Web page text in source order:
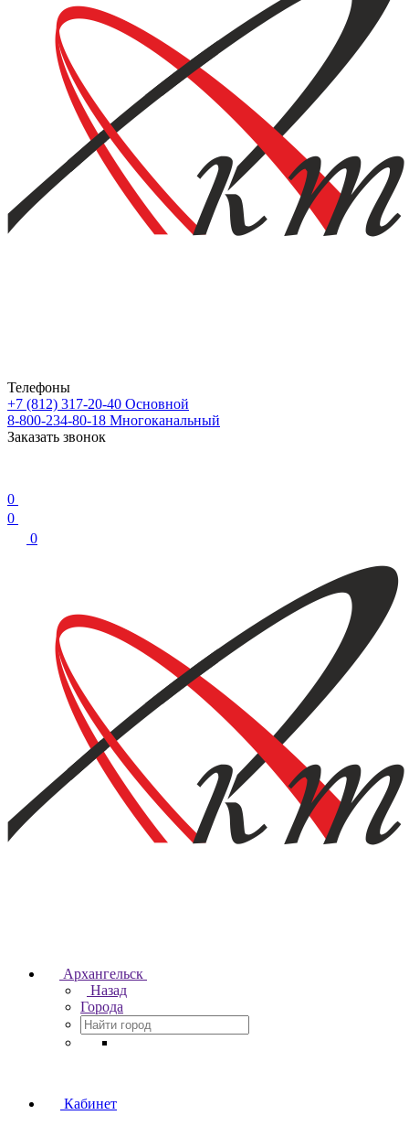
Телефоны
+7 (812) 317-20-40 Основной
8-800-234-80-18 Многоканальный
Заказать звонок
0
0
0
Архангельск
Назад
Города
Кабинет